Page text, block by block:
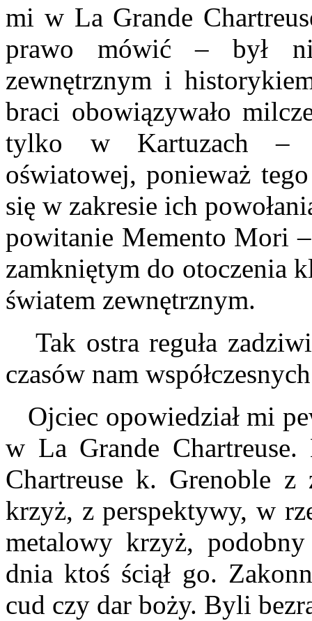
mi w La Grande
prawo mówić – był
zewnętrznym i
braci obowiązywało
tylko w Kartuzach –
oświatowej, ponieważ
się w zakresie ich
powitanie Memento Mori
zamkniętym do otoczenia
światem zewnętrznym.
Tak ostra reguła
czasów nam
Ojciec opowiedział mi
w La Grande
Chartreuse k. Grenoble z
krzyż, z perspektywy, w
metalowy krzyż,
dnia ktoś ściął go.
cud czy dar boży. Byli